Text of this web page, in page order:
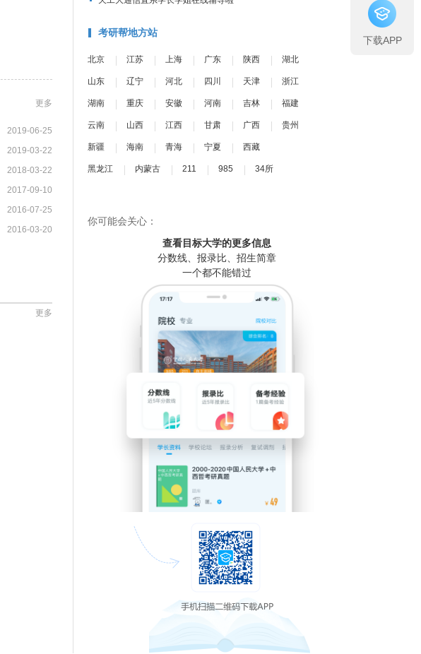
更多
2019-06-25
2019-03-22
2018-03-22
2017-09-10
2016-07-25
2016-03-20
更多
考研帮地方站
北京 江苏 上海 广东 陕西 湖北
山东 辽宁 河北 四川 天津 浙江
湖南 重庆 安徽 河南 吉林 福建
云南 山西 江西 甘肃 广西 贵州
新疆 海南 青海 宁夏 西藏
黑龙江 内蒙古 211 985 34所
你可能会关心：
查看目标大学的更多信息
分数线、报录比、招生简章
一个都不能错过
下载APP